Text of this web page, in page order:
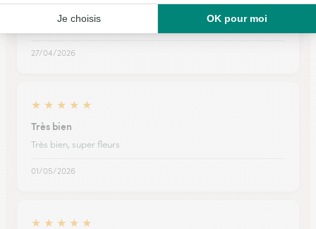
Simple d'utilisation
27/04/2026
★ ★ ★ ★ ★
Très bien
Très bien, super fleurs
01/05/2026
★ ★ ★ ★ ★